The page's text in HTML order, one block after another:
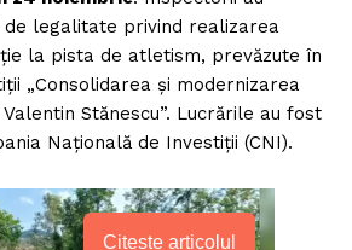
legalitate privind realizarea
la pista de atletism, prevăzute în
„Consolidarea și modernizarea
Stănescu”. Lucrările au fost
Națională de Investiții (CNI).
Citește articolul